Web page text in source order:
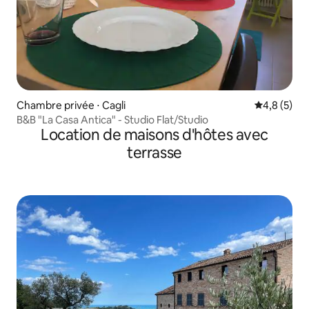
Chambre privée ⋅ Cagli Évaluation
4,8 (5)
B&B "La Casa Antica" - Studio Flat/Studio
Location de maisons d'hôtes avec
terrasse